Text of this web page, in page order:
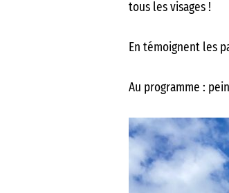
tous les visages !
En témoignent les
Au programme :